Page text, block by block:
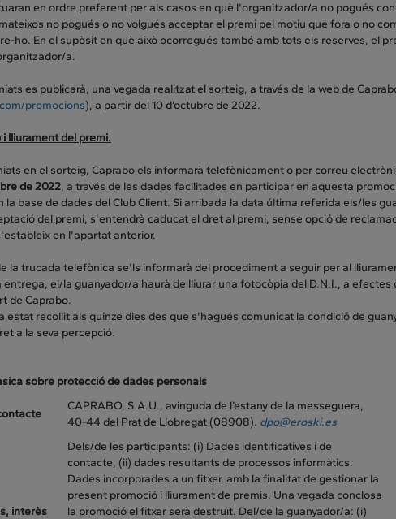
en ordre preferent per als casos en què l'organitzador/a no pogués
no pogués o no volgués acceptar el premi pel motiu que fora o no
ho. En el supòsit en què això ocorregués també amb tots els reserves, el
a.
es publicarà, una vegada realitzat el sorteig, a través de la web de
promocions), a partir del 10 d’octubre de 2022.
lliurament del premi.
en el sorteig, Caprabo els informarà telefònicament o per correu
de 2022, a través de les dades facilitades en participar en aquesta
la base de dades del Club Client. Si arribada la data última referida els/les
del premi, s'entendrà caducat el dret al premi, sense opció de
en l'apartat anterior.
la trucada telefònica se'ls informarà del procediment a seguir per al
el/la guanyador/a haurà de lliurar una fotocòpia del D.N.I., a
de Caprabo.
estat recollit als quinze dies des que s'hagués comunicat la condició de
a la seva percepció.
sobre protecció de dades personals
CAPRABO, S.A.U., avinguda de l’estany de la messeguera,
40-44 del Prat de Llobregat (08908). dpo@eroski.es
interès
Dels/de les participants: (i) Dades identificatives i de
contacte; (ii) dades resultants de processos informàtics.
Dades incorporades a un fitxer, amb la finalitat de gestionar la
present promoció i lliurament de premis. Una vegada conclosa
la promoció el fitxer serà destruït. Del/de la guanyador/a: (i)